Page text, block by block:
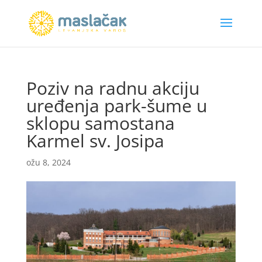
Poziv na radnu akciju
uređenja park-šume u
sklopu samostana
Karmel sv. Josipa
ožu 8, 2024